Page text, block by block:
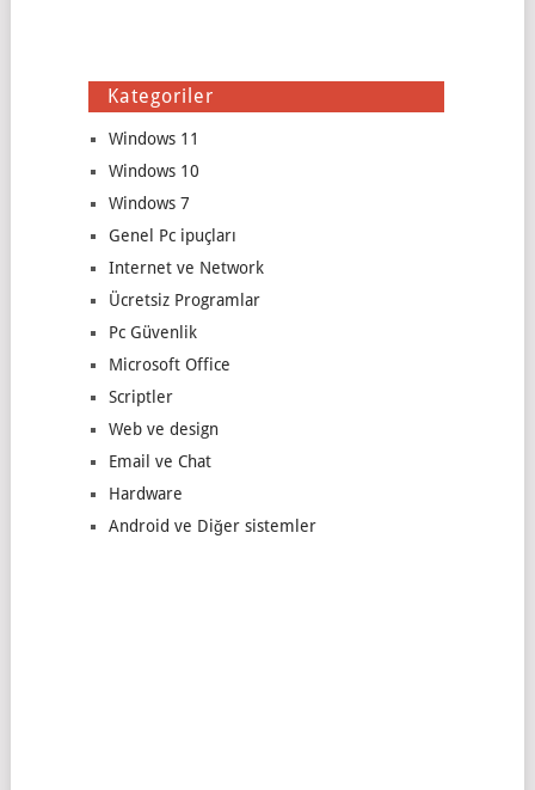
Kategoriler
Windows 11
Windows 10
Windows 7
Genel Pc ipuçları
Internet ve Network
Ücretsiz Programlar
Pc Güvenlik
Microsoft Office
Scriptler
Web ve design
Email ve Chat
Hardware
Android ve Diğer sistemler